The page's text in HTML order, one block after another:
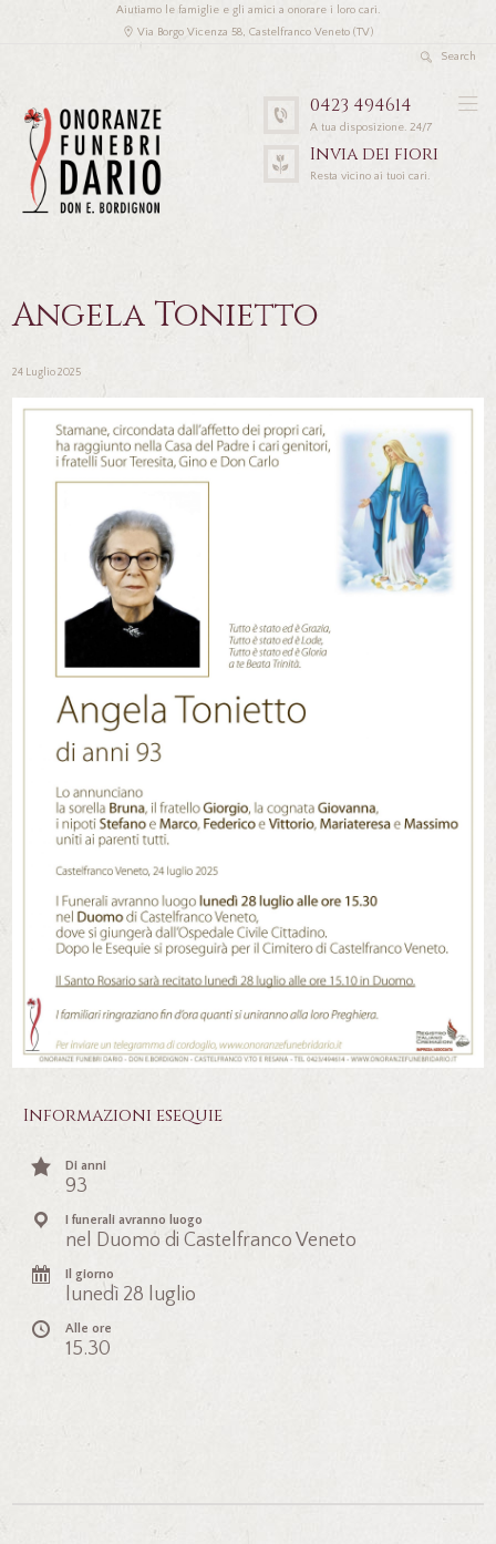
Aiutiamo le famiglie e gli amici a onorare i loro cari.
Via Borgo Vicenza 58, Castelfranco Veneto (TV)
0423 494614
A tua disposizione. 24/7
Invia dei fiori
Resta vicino ai tuoi cari.
Angela Tonietto
24 Luglio 2025
Informazioni esequie
Di anni
93
I funerali avranno luogo
nel Duomo di Castelfranco Veneto
Il giorno
lunedì 28 luglio
Alle ore
15.30